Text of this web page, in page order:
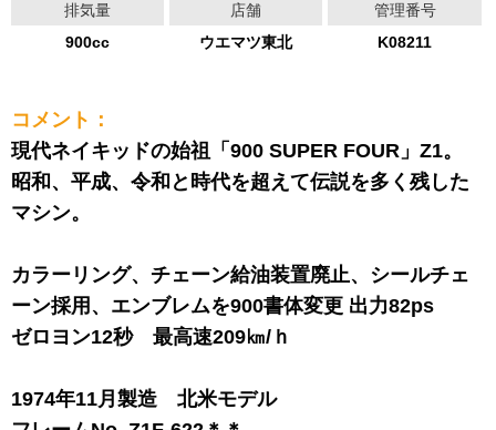
排気量
900cc
店舗
ウエマツ東北
管理番号
K08211
コメント：
現代ネイキッドの始祖「900 SUPER FOUR」Z1。
昭和、平成、令和と時代を超えて伝説を多く残した
マシン。
カラーリング、チェーン給油装置廃止、シールチェ
ーン採用、エンブレムを900書体変更 出力82ps
ゼロヨン12秒 最高速209㎞/ｈ
1974年11月製造 北米モデル